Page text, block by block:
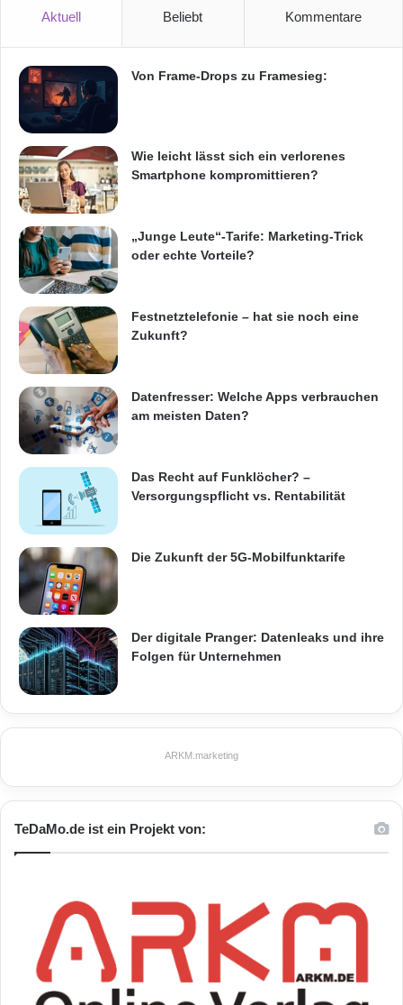
Aktuell Beliebt Kommentare
Von Frame-Drops zu Framesieg:
Wie leicht lässt sich ein verlorenes
Smartphone kompromittieren?
„Junge Leute“-Tarife: Marketing-Trick
oder echte Vorteile?
Festnetztelefonie – hat sie noch eine
Zukunft?
Datenfresser: Welche Apps verbrauchen
am meisten Daten?
Das Recht auf Funklöcher? –
Versorgungspflicht vs. Rentabilität
Die Zukunft der 5G-Mobilfunktarife
Der digitale Pranger: Datenleaks und ihre
Folgen für Unternehmen
ARKM.marketing
TeDaMo.de ist ein Projekt von: